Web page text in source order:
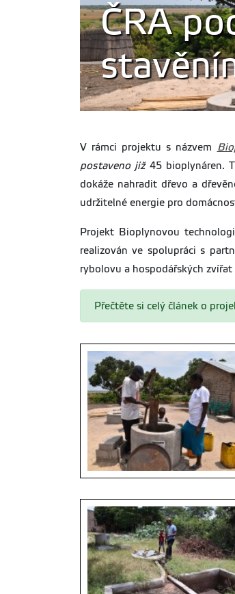
ČRA
V rámci projektu s názvem
postaveno již 45 bioplynáren.
dokáže nahradit dřevo a
udržitelné energie pro
Projekt Bioplynovou
realizován ve spolupráci s
rybolovu a hospodářských
Přečtěte si celý článek o
photo by Tereza Hronová